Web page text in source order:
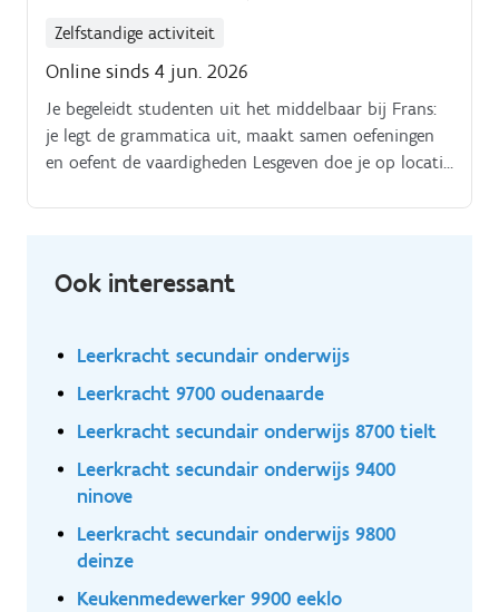
Zelfstandige activiteit
Online sinds 4 jun. 2026
Je begeleidt studenten uit het middelbaar bij Frans:
je legt de grammatica uit, maakt samen oefeningen
en oefent de vaardigheden Lesgeven doe je op locatie
Ook interessant
Leerkracht secundair onderwijs
Leerkracht 9700 oudenaarde
Leerkracht secundair onderwijs 8700 tielt
Leerkracht secundair onderwijs 9400
ninove
Leerkracht secundair onderwijs 9800
deinze
Keukenmedewerker 9900 eeklo